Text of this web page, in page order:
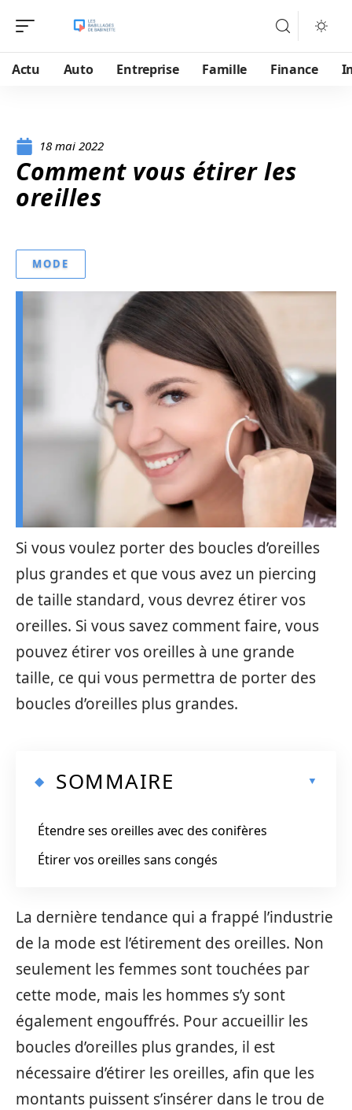
Actu Auto Entreprise Famille Finance
18 mai 2022
Comment vous étirer les
oreilles
MODE
Si vous voulez porter des boucles d’oreilles
plus grandes et que vous avez un piercing
de taille standard, vous devrez étirer vos
oreilles. Si vous savez comment faire, vous
pouvez étirer vos oreilles à une grande
taille, ce qui vous permettra de porter des
boucles d’oreilles plus grandes.
SOMMAIRE
Étendre ses oreilles avec des conifères
Étirer vos oreilles sans congés
La dernière tendance qui a frappé l’industrie
de la mode est l’étirement des oreilles. Non
seulement les femmes sont touchées par
cette mode, mais les hommes s’y sont
également engouffrés. Pour accueillir les
boucles d’oreilles plus grandes, il est
nécessaire d’étirer les oreilles, afin que les
montants puissent s’insérer dans le trou de